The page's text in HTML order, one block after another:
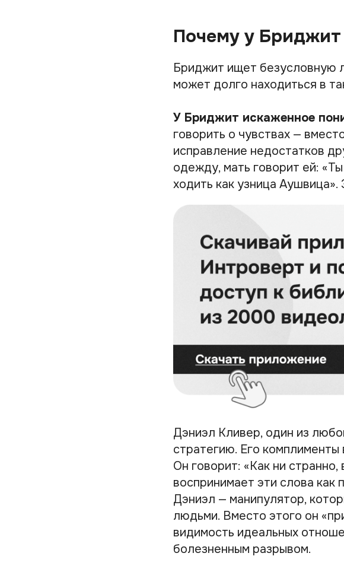
Почему у
Бриджит ищет безусловную
может долго находиться в
У Бриджит искаженное
говорить о чувствах —
исправление недостатков
одежду, мать говорит ей:
ходить как узница Аушвица».
Дэниэл Кливер, один из
стратегию. Его
Он говорит: «Как ни
воспринимает эти слова
Дэниэл — манипулятор,
людьми. Вместо этого он
видимость идеальных
болезненным разрывом.